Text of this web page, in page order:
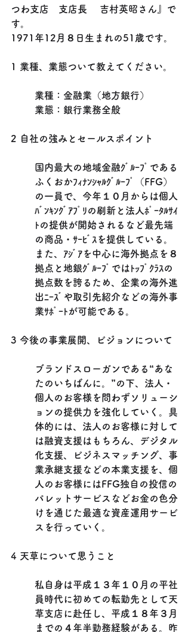
つわ支店　支店長 　吉村英昭さん』で
す。
1971年12月８日生まれの51歳です。
1 業種、業態ついて教えてください。
業種：金融業（地方銀行）
業態：銀行業務全般
2 自社の強みとセールスポイント
国内最大の地域金融ｸﾞﾙｰﾌﾟである
ふくおかﾌｨﾅﾝｼｬﾙｸﾞﾙｰﾌﾟ（FFG）
の一員で、今年１０月からは個人
ﾊﾞﾝｷﾝｸﾞｱﾌﾟﾘの刷新と法人ﾎﾟｰﾀﾙｻｲ
ﾄの提供が開始されるなど最先端
の商品・ｻｰﾋﾞｽを提供している。
また、ｱｼﾞｱを中心に海外拠点を８
拠点と地銀ｸﾞﾙｰﾌﾟではﾄｯﾌﾟｸﾗｽの
拠点数を誇るため、企業の海外進
出ﾆｰｽﾞや取引先紹介などの海外事
業ｻﾎﾟｰﾄが可能である。
3 今後の事業展開、ビジョンについて
ブランドスローガンである“あな
たのいちばんに。”の下、法人・
個人のお客様を問わずソリューシ
ョンの提供力を強化していく。具
体的には、法人のお客様に対して
は融資支援はもちろん、デジタル
化支援、ビジネスマッチング、事
業承継支援などの本業支援を、個
人のお客様にはFFG独自の投信の
パレットサービスなどお金の色分
けを通じた最適な資産運用サービ
スを行っていく。
4 天草について思うこと
私自身は平成１３年１０月の平社
員時代に初めての転勤先として天
草支店に赴任し、平成１８年３月
までの４年半勤務経験がある。昨